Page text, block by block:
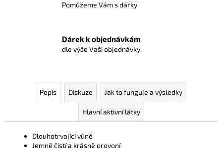
Pomůžeme Vám s dárky
Dárek k objednávkám
dle výše Vaši objednávky.
Popis Diskuze Jak to funguje a výsledky
Hlavní aktivní látky
Dlouhotrvající vůně
Jemně čistí a krásně provoní